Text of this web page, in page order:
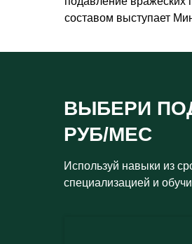
составом выступает
ВЫБЕРИ
РУБ/МЕС
Используй навыки из
специализацией и